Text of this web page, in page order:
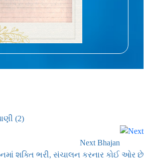
(2)
Next Bhajan
શક્તિ ભરી, સંચાલન કરનાર કોઈ ઓર છે